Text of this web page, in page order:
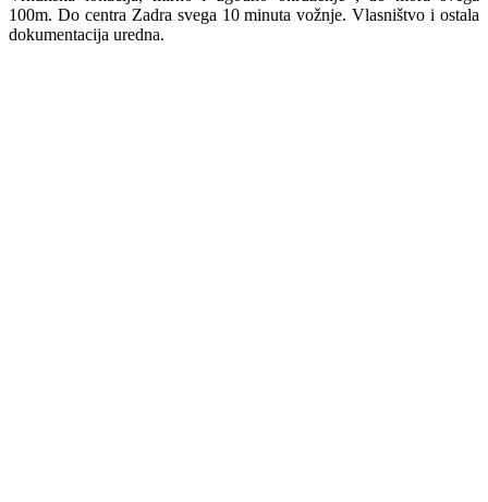
100m. Do centra Zadra svega 10 minuta vožnje. Vlasništvo i ostala
dokumentacija uredna.